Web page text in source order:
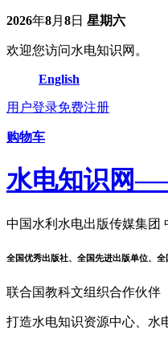
2026年8月 8日 星期六
欢迎您访问水电知识网。
English
用户登录免费注册
购物车
水电知识网
中国水利水电出版传媒集团
全国优秀出版社、全国先进出版单位、全
联合国教科文组织合作伙伴
打造水电知识资源中心、水